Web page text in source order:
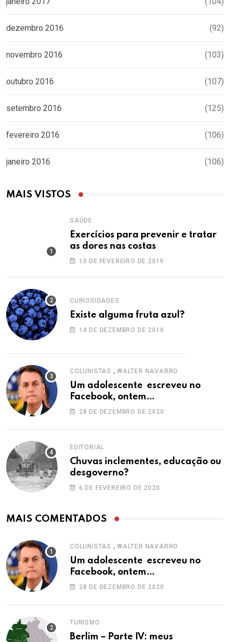
dezembro 2016 (92)
novembro 2016 (103)
outubro 2016 (107)
setembro 2016 (125)
fevereiro 2016 (106)
janeiro 2016 (106)
MAIS VISTOS
SAÚDE
Exercícios para prevenir e tratar
as dores nas costas
15 DE FEVEREIRO DE 2019
CURIOSIDADES
Existe alguma fruta azul?
14 DE DEZEMBRO DE 2016
COLUNISTAS , WALTER NAVARRO
Um adolescente escreveu no
Facebook, ontem…
28 DE DEZEMBRO DE 2020
EDITORIAL
Chuvas inclementes, educação ou
desgoverno?
6 DE FEVEREIRO DE 2020
MAIS COMENTADOS
COLUNISTAS , WALTER NAVARRO
Um adolescente escreveu no
Facebook, ontem…
28 DE DEZEMBRO DE 2020
TURISMO
Berlim – Parte IV: meus